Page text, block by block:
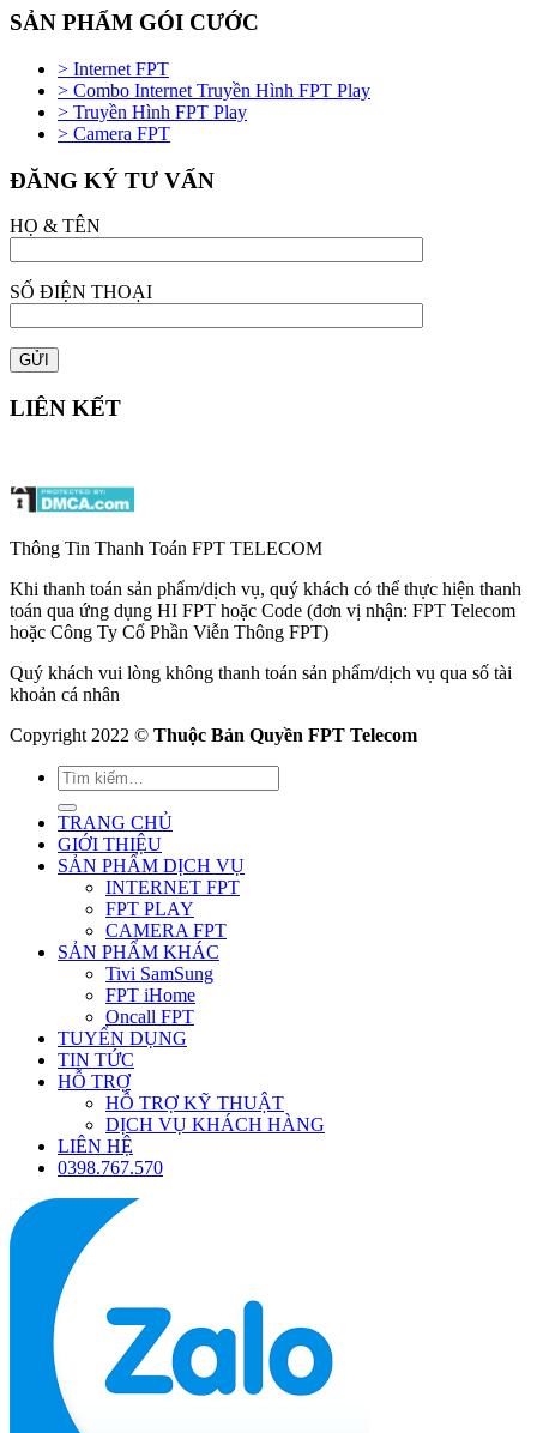
SẢN PHẨM GÓI CƯỚC
> Internet FPT
> Combo Internet Truyền Hình FPT Play
> Truyền Hình FPT Play
> Camera FPT
ĐĂNG KÝ TƯ VẤN
HỌ & TÊN
SỐ ĐIỆN THOẠI
LIÊN KẾT
Thông Tin Thanh Toán FPT TELECOM
Khi thanh toán sản phẩm/dịch vụ, quý khách có thể thực hiện thanh
toán qua ứng dụng HI FPT hoặc Code (đơn vị nhận: FPT Telecom
hoặc Công Ty Cổ Phần Viễn Thông FPT)
Quý khách vui lòng không thanh toán sản phẩm/dịch vụ qua số tài
khoản cá nhân
Copyright 2022 © Thuộc Bản Quyền FPT Telecom
TRANG CHỦ
GIỚI THIỆU
SẢN PHẨM DỊCH VỤ
INTERNET FPT
FPT PLAY
CAMERA FPT
SẢN PHẨM KHÁC
Tivi SamSung
FPT iHome
Oncall FPT
TUYỂN DỤNG
TIN TỨC
HỖ TRỢ
HỖ TRỢ KỸ THUẬT
DỊCH VỤ KHÁCH HÀNG
LIÊN HỆ
0398.767.570